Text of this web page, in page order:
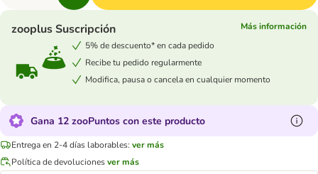
zooplus Suscripción
Más información
5% de descuento* en cada pedido
Recibe tu pedido regularmente
Modifica, pausa o cancela en cualquier momento
Gana 12 zooPuntos con este producto
Entrega en 2-4 días laborables: ver más
Política de devolucionesver más